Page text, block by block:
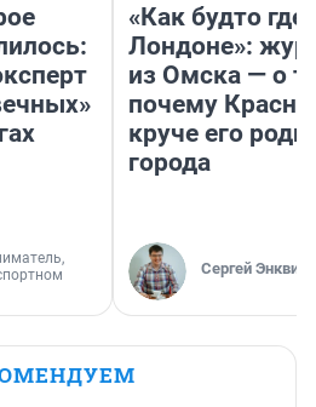
«Как будто
Лондоне»:
из Омска — о
почему
круче его
города
Сергей Энквист